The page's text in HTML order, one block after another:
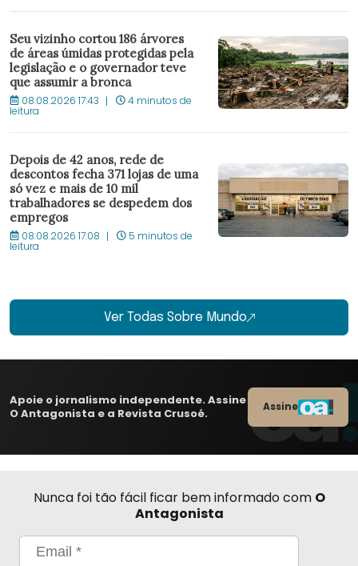
Seu vizinho cortou 186 árvores
de áreas úmidas protegidas pela
legislação e o governador teve
que assumir a bronca
08.08.2026 17:43 4 minutos de
leitura
Depois de 42 anos, rede de
descontos fecha 371 lojas de uma
só vez e mais de 10 mil
trabalhadores se despedem dos
empregos
08.08.2026 17:08 5 minutos de
leitura
Ver Todas Sobre Mundo
Apoie o jornalismo independente. Assine
O Antagonista e a Revista Crusoé.
Assine
Nunca foi tão fácil ficar bem informado com O
Antagonista